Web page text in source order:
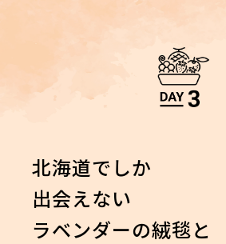
北海道でしか
出会えない
ラベンダーの絨毯と